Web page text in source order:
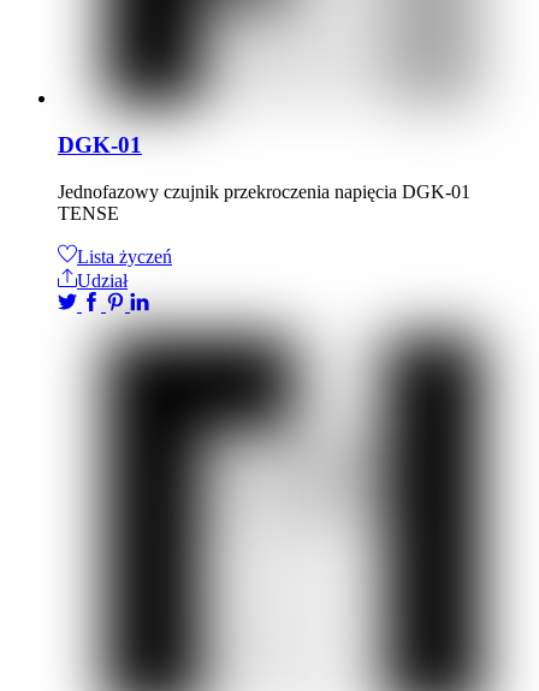
DGK-01
Jednofazowy czujnik przekroczenia napięcia DGK-01
TENSE
Lista życzeń
Udział